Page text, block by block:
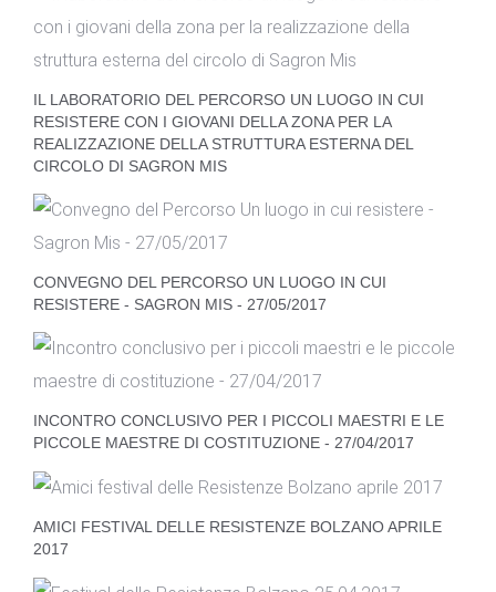
IL LABORATORIO DEL PERCORSO UN LUOGO IN CUI
RESISTERE CON I GIOVANI DELLA ZONA PER LA
REALIZZAZIONE DELLA STRUTTURA ESTERNA DEL
CIRCOLO DI SAGRON MIS
CONVEGNO DEL PERCORSO UN LUOGO IN CUI
RESISTERE - SAGRON MIS - 27/05/2017
INCONTRO CONCLUSIVO PER I PICCOLI MAESTRI E LE
PICCOLE MAESTRE DI COSTITUZIONE - 27/04/2017
AMICI FESTIVAL DELLE RESISTENZE BOLZANO APRILE
2017